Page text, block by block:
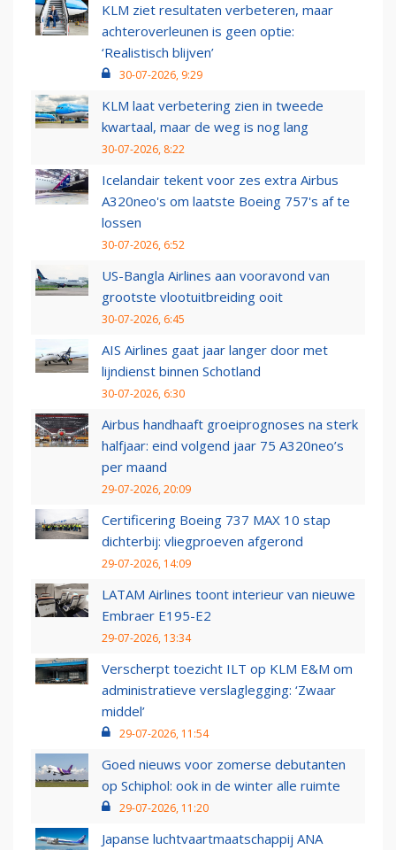
KLM ziet resultaten verbeteren, maar
achteroverleunen is geen optie:
‘Realistisch blijven’
30-07-2026, 9:29
KLM laat verbetering zien in tweede
kwartaal, maar de weg is nog lang
30-07-2026, 8:22
Icelandair tekent voor zes extra Airbus
A320neo's om laatste Boeing 757's af te
lossen
30-07-2026, 6:52
US-Bangla Airlines aan vooravond van
grootste vlootuitbreiding ooit
30-07-2026, 6:45
AIS Airlines gaat jaar langer door met
lijndienst binnen Schotland
30-07-2026, 6:30
Airbus handhaaft groeiprognoses na sterk
halfjaar: eind volgend jaar 75 A320neo’s
per maand
29-07-2026, 20:09
Certificering Boeing 737 MAX 10 stap
dichterbij: vliegproeven afgerond
29-07-2026, 14:09
LATAM Airlines toont interieur van nieuwe
Embraer E195-E2
29-07-2026, 13:34
Verscherpt toezicht ILT op KLM E&M om
administratieve verslaglegging: ‘Zwaar
middel’
29-07-2026, 11:54
Goed nieuws voor zomerse debutanten
op Schiphol: ook in de winter alle ruimte
29-07-2026, 11:20
Japanse luchtvaartmaatschappij ANA